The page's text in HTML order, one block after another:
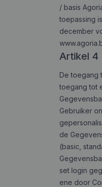
/ basis
toepassing
december
Artikel 4
De toegang
toegang tot
Gebruiker
de
(basic,
set login
ene door